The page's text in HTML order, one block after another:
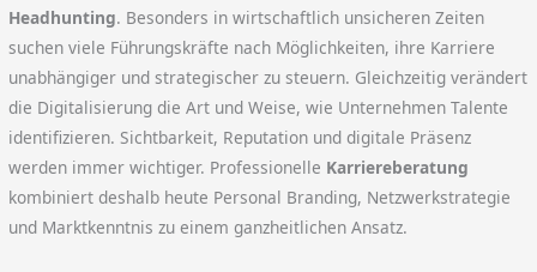
Headhunting. Besonders in wirtschaftlich unsicheren Zeiten
suchen viele Führungskräfte nach Möglichkeiten, ihre Karriere
unabhängiger und strategischer zu steuern. Gleichzeitig verändert
die Digitalisierung die Art und Weise, wie Unternehmen Talente
identifizieren. Sichtbarkeit, Reputation und digitale Präsenz
werden immer wichtiger. Professionelle Karriereberatung
kombiniert deshalb heute Personal Branding, Netzwerkstrategie
und Marktkenntnis zu einem ganzheitlichen Ansatz.